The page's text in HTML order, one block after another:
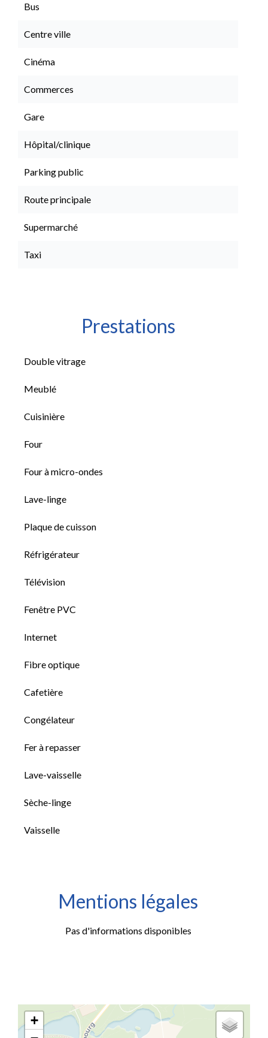
Bus
Centre ville
Cinéma
Commerces
Gare
Hôpital/clinique
Parking public
Route principale
Supermarché
Taxi
Prestations
Double vitrage
Meublé
Cuisinière
Four
Four à micro-ondes
Lave-linge
Plaque de cuisson
Réfrigérateur
Télévision
Fenêtre PVC
Internet
Fibre optique
Cafetière
Congélateur
Fer à repasser
Lave-vaisselle
Sèche-linge
Vaisselle
Mentions légales
Pas d'informations disponibles
+